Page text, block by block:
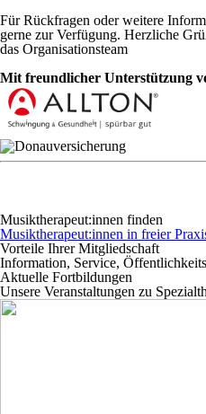
Für Rückfragen oder weitere
gerne zur Verfügung. Herzliche
das Organisationsteam
Mit freundlicher Unterstützung
Musiktherapeut:innen finden
Musiktherapeut:innen in freier
Vorteile Ihrer Mitgliedschaft
Information, Service,
Aktuelle Fortbildungen
Unsere Veranstaltungen zu